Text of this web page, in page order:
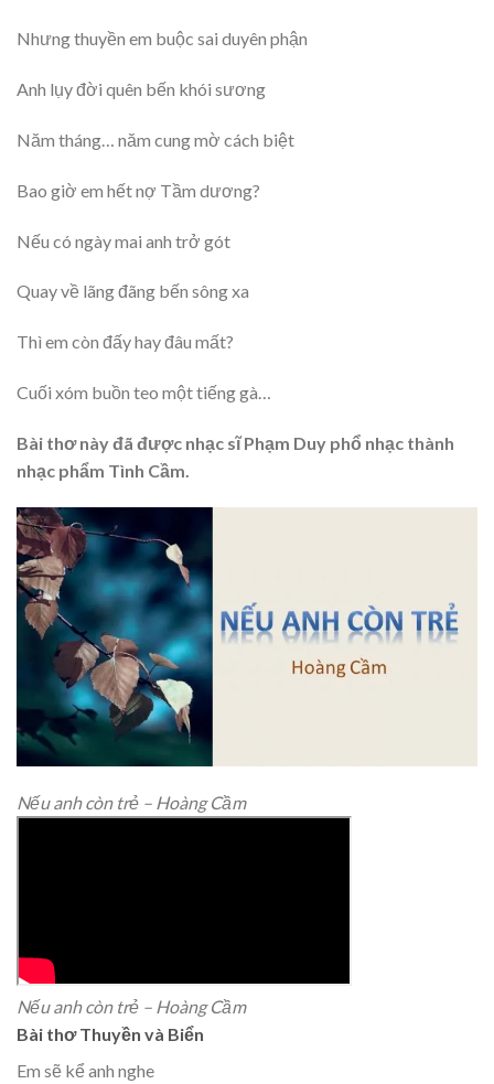
Nhưng thuyền em buộc sai duyên phận
Anh lụy đời quên bến khói sương
Năm tháng… năm cung mờ cách biệt
Bao giờ em hết nợ Tầm dương?
Nếu có ngày mai anh trở gót
Quay về lãng đãng bến sông xa
Thì em còn đấy hay đâu mất?
Cuối xóm buồn teo một tiếng gà…
Bài thơ này đã được nhạc sĩ Phạm Duy phổ nhạc thành
nhạc phẩm Tình Cầm.
Nếu anh còn trẻ – Hoàng Cầm
Nếu anh còn trẻ – Hoàng Cầm
Bài thơ Thuyền và Biển
Em sẽ kể anh nghe